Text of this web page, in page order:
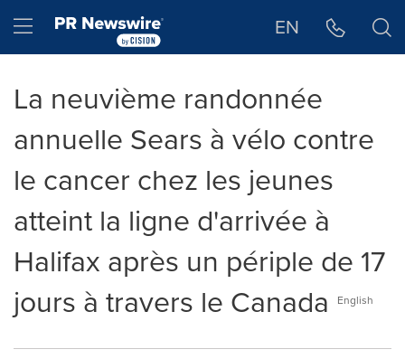
Hamburger menu EN
La neuvième randonnée
annuelle Sears à vélo contre
le cancer chez les jeunes
atteint la ligne d'arrivée à
Halifax après un périple de 17
jours à travers le Canada
English